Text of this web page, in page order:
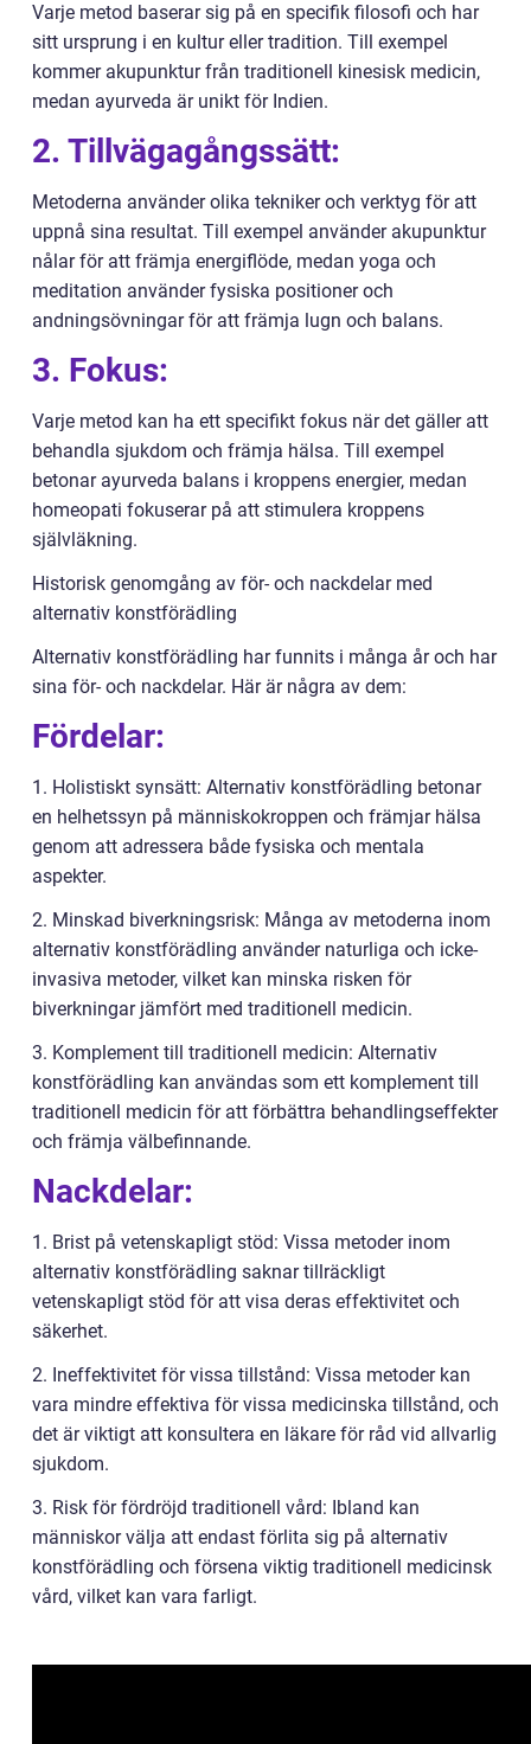
Varje metod baserar sig på en specifik filosofi och har
sitt ursprung i en kultur eller tradition. Till exempel
kommer akupunktur från traditionell kinesisk medicin,
medan ayurveda är unikt för Indien.
2. Tillvägagångssätt:
Metoderna använder olika tekniker och verktyg för att
uppnå sina resultat. Till exempel använder akupunktur
nålar för att främja energiflöde, medan yoga och
meditation använder fysiska positioner och
andningsövningar för att främja lugn och balans.
3. Fokus:
Varje metod kan ha ett specifikt fokus när det gäller att
behandla sjukdom och främja hälsa. Till exempel
betonar ayurveda balans i kroppens energier, medan
homeopati fokuserar på att stimulera kroppens
självläkning.
Historisk genomgång av för- och nackdelar med
alternativ konstförädling
Alternativ konstförädling har funnits i många år och har
sina för- och nackdelar. Här är några av dem:
Fördelar:
1. Holistiskt synsätt: Alternativ konstförädling betonar
en helhetssyn på människokroppen och främjar hälsa
genom att adressera både fysiska och mentala
aspekter.
2. Minskad biverkningsrisk: Många av metoderna inom
alternativ konstförädling använder naturliga och icke-
invasiva metoder, vilket kan minska risken för
biverkningar jämfört med traditionell medicin.
3. Komplement till traditionell medicin: Alternativ
konstförädling kan användas som ett komplement till
traditionell medicin för att förbättra behandlingseffekter
och främja välbefinnande.
Nackdelar:
1. Brist på vetenskapligt stöd: Vissa metoder inom
alternativ konstförädling saknar tillräckligt
vetenskapligt stöd för att visa deras effektivitet och
säkerhet.
2. Ineffektivitet för vissa tillstånd: Vissa metoder kan
vara mindre effektiva för vissa medicinska tillstånd, och
det är viktigt att konsultera en läkare för råd vid allvarlig
sjukdom.
3. Risk för fördröjd traditionell vård: Ibland kan
människor välja att endast förlita sig på alternativ
konstförädling och försena viktig traditionell medicinsk
vård, vilket kan vara farligt.